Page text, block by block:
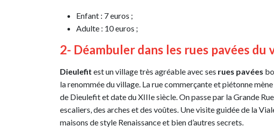
Enfant : 7 euros ;
Adulte : 10 euros ;
2- Déambuler dans les rues pavées
Dieulefit est un village très agréable avec ses rues pavées
la renommée du village. La rue commerçante et piétonne
de Dieulefit et date du XIIIe siècle. On passe par la Grande
escaliers, des arches et des voûtes. Une visite guidée de la
maisons de style Renaissance et bien d’autres secrets.